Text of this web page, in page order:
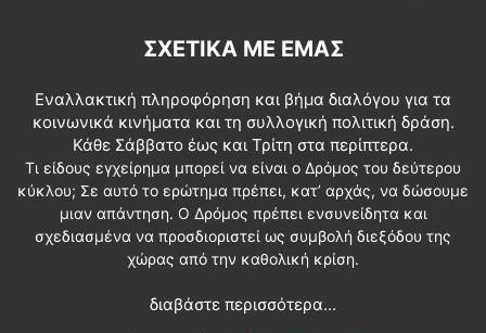
ΣΧΕΤΙΚΆ ΜΕ ΕΜΆΣ
Εναλλακτική πληροφόρηση και βήμα διαλόγου για τα
κοινωνικά κινήματα και τη συλλογική πολιτική δράση.
Κάθε Σάββατο έως και Τρίτη στα περίπτερα.
Τι είδους εγχείρημα μπορεί να είναι ο Δρόμος του δεύτερου
κύκλου; Σε αυτό το ερώτημα πρέπει, κατ’ αρχάς, να δώσουμε
μιαν απάντηση. Ο Δρόμος πρέπει ενσυνείδητα και
σχεδιασμένα να προσδιοριστεί ως συμβολή διεξόδου της
χώρας από την καθολική κρίση.
διαβάστε περισσότερα...